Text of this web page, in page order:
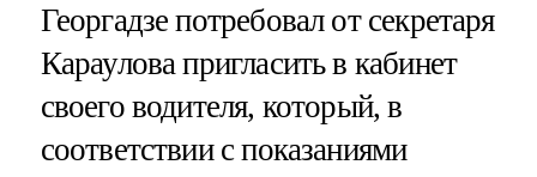
Георгадзе потребовал от секретаря
Караулова пригласить в кабинет
своего водителя, который, в
соответствии с показаниями